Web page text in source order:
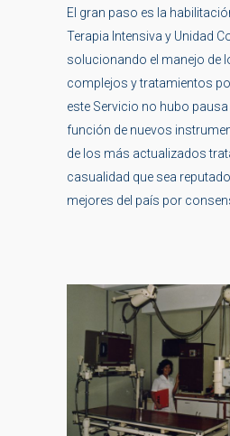
El gran paso es la
Terapia Intensiva y Unidad
solucionando el manejo de
complejos y tratamientos
este Servicio no hubo
función de nuevos
de los más actualizados
casualidad que sea
mejores del país por